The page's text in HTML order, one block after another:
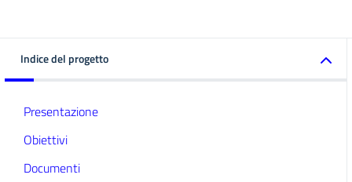
Indice del progetto
Presentazione
Obiettivi
Documenti